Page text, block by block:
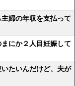
婦の年収を支払って
にか２人目妊娠して
たいんだけど、夫が